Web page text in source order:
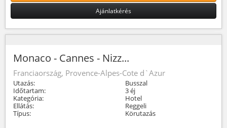
Ajánlatkérés
Monaco - Cannes - Nizz...
Franciaország, Provence-Alpes-Cote d`Azur
Utazás:
Busszal
Időtartam:
3 éj
Kategória:
Hotel
Ellátás:
Reggeli
Típus:
Körutazás